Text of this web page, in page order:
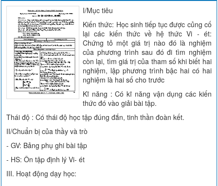
I/Mục tiêu
Kiến thức: Học sinh tiếp tục được củng cố
lại các kiến thức về hệ thức Vi - ét:
Chứng tỏ một giá trị nào đó là nghiệm
của phương trình sau đó đi tìm nghiệm
còn lại, tìm giá trị của tham số khi biết hai
nghiệm, lập phương trình bậc hai có hai
nghiệm là hai số cho trước
Kĩ năng : Có kĩ năng vận dụng các kiến
thức đó vào giải bài tập.
Thái độ : Có thái độ học tập đúng đắn, tinh thần đoàn kết.
II/Chuẩn bị của thầy và trò
- GV: Bảng phụ ghi bài tập
- HS: Ôn tập định lý Vi- ét
III. Hoạt động dạy học: